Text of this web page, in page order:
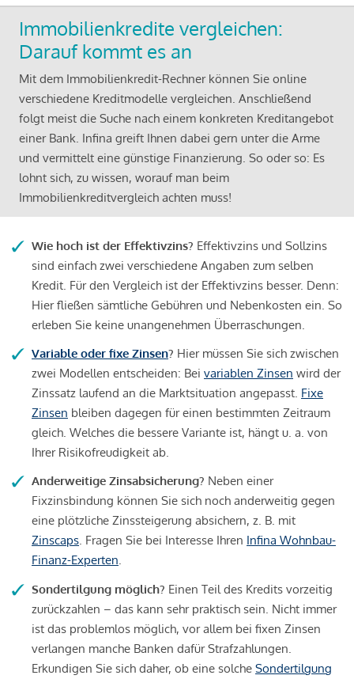
Immobilienkredite vergleichen:
Darauf kommt es an
Mit dem Immobilienkredit-Rechner können Sie online
verschiedene Kreditmodelle vergleichen. Anschließend
folgt meist die Suche nach einem konkreten Kreditangebot
einer Bank. Infina greift Ihnen dabei gern unter die Arme
und vermittelt eine günstige Finanzierung. So oder so: Es
lohnt sich, zu wissen, worauf man beim
Immobilienkreditvergleich achten muss!
Wie hoch ist der Effektivzins? Effektivzins und Sollzins
sind einfach zwei verschiedene Angaben zum selben
Kredit. Für den Vergleich ist der Effektivzins besser. Denn:
Hier fließen sämtliche Gebühren und Nebenkosten ein. So
erleben Sie keine unangenehmen Überraschungen.
Variable oder fixe Zinsen? Hier müssen Sie sich zwischen
zwei Modellen entscheiden: Bei variablen Zinsen wird der
Zinssatz laufend an die Marktsituation angepasst. Fixe
Zinsen bleiben dagegen für einen bestimmten Zeitraum
gleich. Welches die bessere Variante ist, hängt u. a. von
Ihrer Risikofreudigkeit ab.
Anderweitige Zinsabsicherung? Neben einer
Fixzinsbindung können Sie sich noch anderweitig gegen
eine plötzliche Zinssteigerung absichern, z. B. mit
Zinscaps. Fragen Sie bei Interesse Ihren Infina Wohnbau-
Finanz-Experten.
Sondertilgung möglich? Einen Teil des Kredits vorzeitig
zurückzahlen – das kann sehr praktisch sein. Nicht immer
ist das problemlos möglich, vor allem bei fixen Zinsen
verlangen manche Banken dafür Strafzahlungen.
Erkundigen Sie sich daher, ob eine solche Sondertilgung